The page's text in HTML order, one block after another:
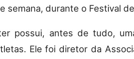
semana, durante o Festival
possui, antes de tudo,
Ele foi diretor da